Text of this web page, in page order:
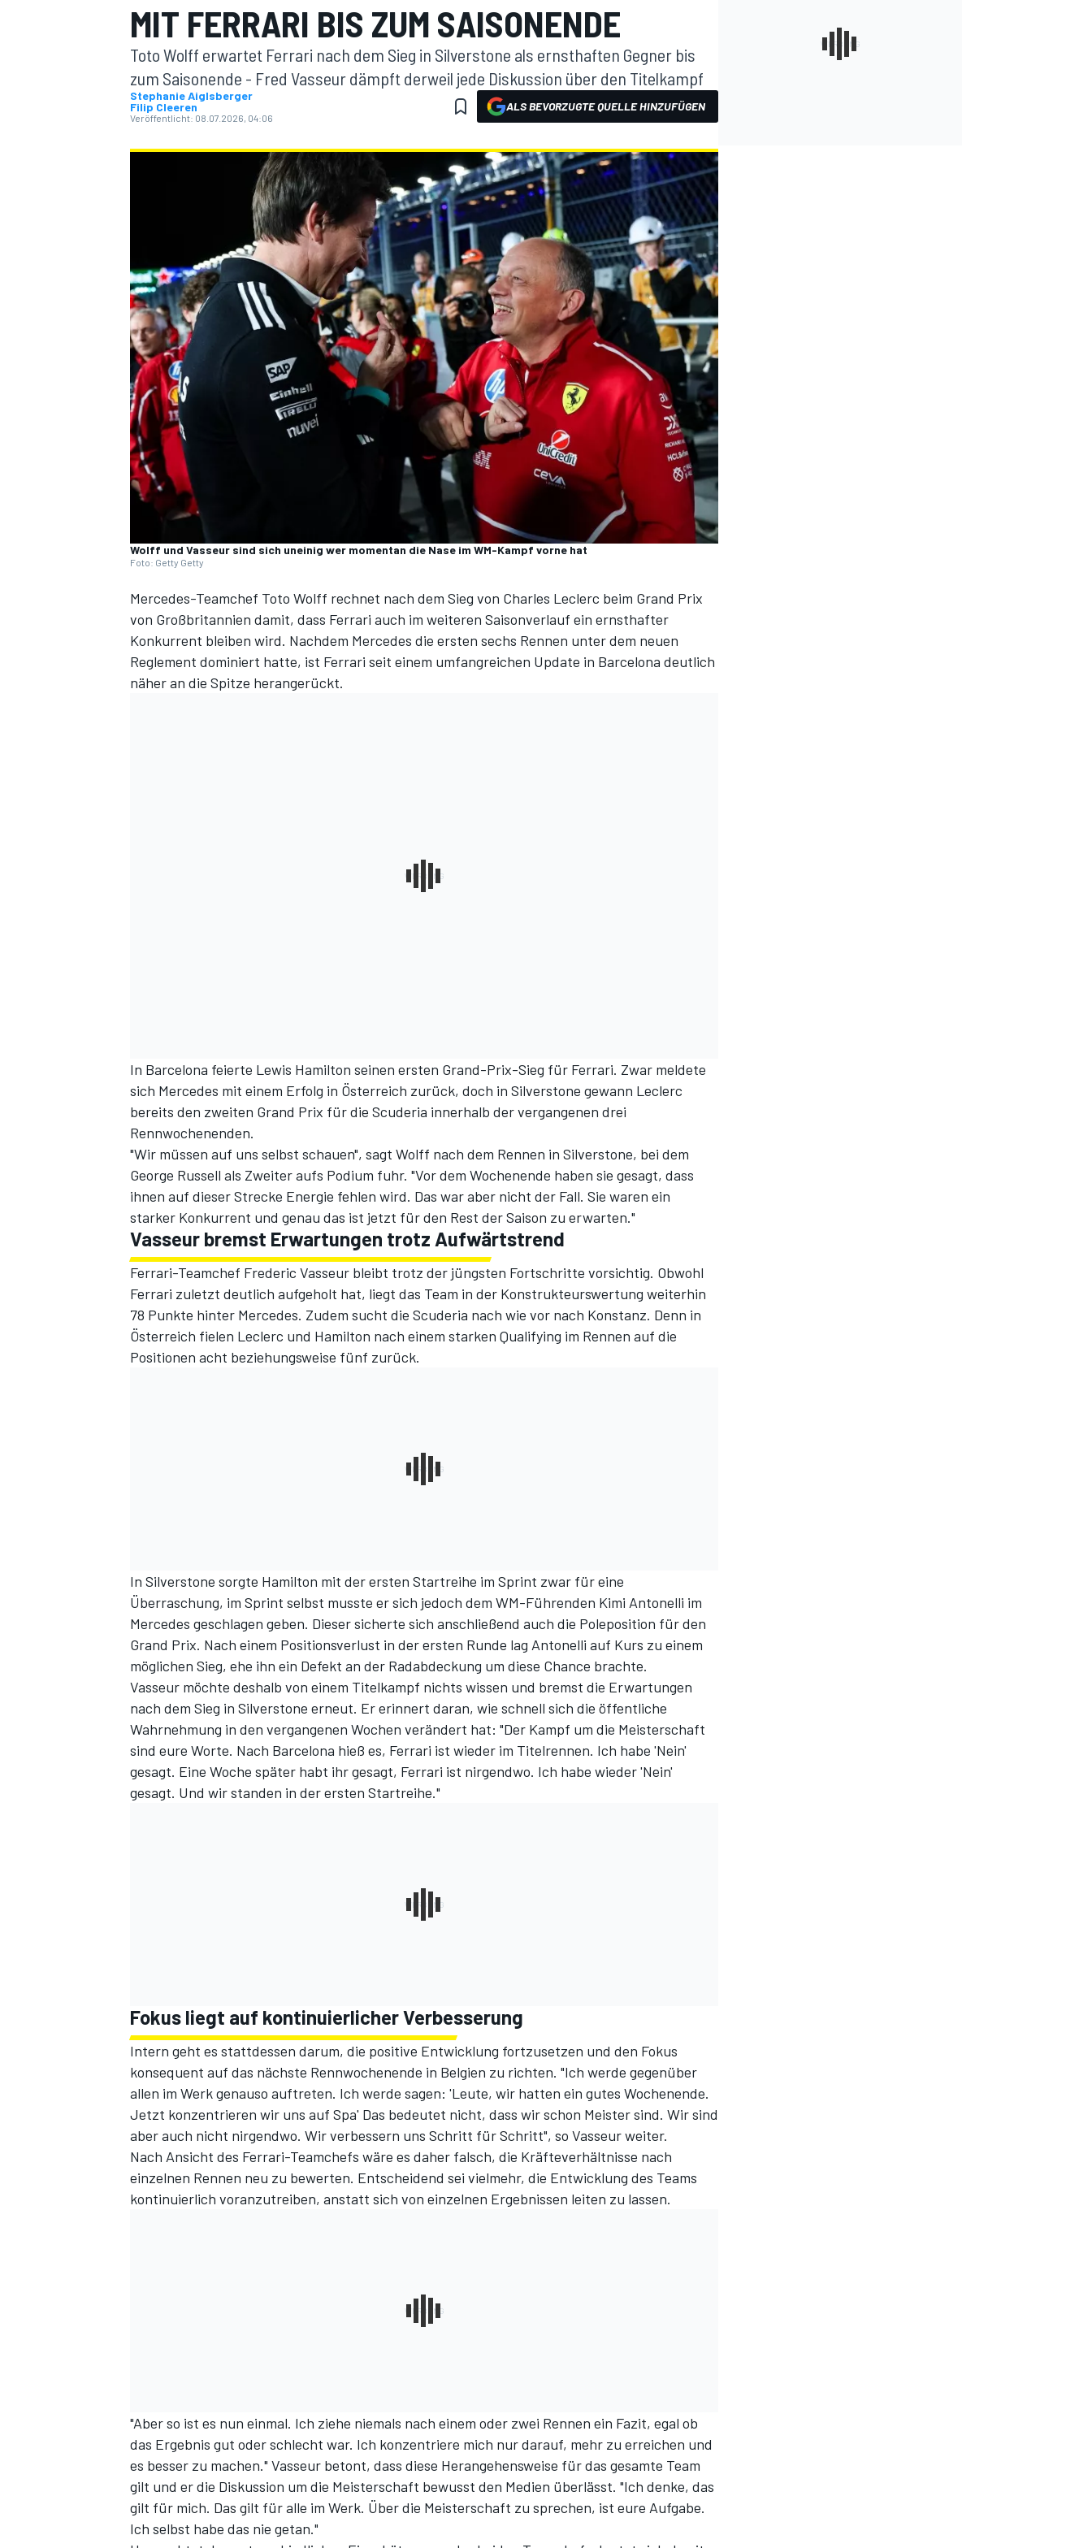
DTM
SPORTWAGEN
MIT FERRARI BIS ZUM SAISONENDE
Toto Wolff erwartet Ferrari nach dem Sieg in Silverstone als ernsthaften Gegner bis
zum Saisonende - Fred Vasseur dämpft derweil jede Diskussion über den Titelkampf
Stephanie Aiglsberger
Filip Cleeren
Veröffentlicht: 08.07.2026, 04:06
ALS BEVORZUGTE QUELLE HINZUFÜGEN
Wolff und Vasseur sind sich uneinig wer momentan die Nase im WM-Kampf vorne hat
Foto: Getty Getty
Mercedes-Teamchef Toto Wolff rechnet nach dem Sieg von Charles Leclerc beim Grand Prix
von Großbritannien damit, dass Ferrari auch im weiteren Saisonverlauf ein ernsthafter
Konkurrent bleiben wird. Nachdem Mercedes die ersten sechs Rennen unter dem neuen
Reglement dominiert hatte, ist Ferrari seit einem umfangreichen Update in Barcelona deutlich
näher an die Spitze herangerückt.
In Barcelona feierte Lewis Hamilton seinen ersten Grand-Prix-Sieg für Ferrari. Zwar meldete
sich Mercedes mit einem Erfolg in Österreich zurück, doch in Silverstone gewann Leclerc
bereits den zweiten Grand Prix für die Scuderia innerhalb der vergangenen drei
Rennwochenenden.
"Wir müssen auf uns selbst schauen", sagt Wolff nach dem Rennen in Silverstone, bei dem
George Russell als Zweiter aufs Podium fuhr. "Vor dem Wochenende haben sie gesagt, dass
ihnen auf dieser Strecke Energie fehlen wird. Das war aber nicht der Fall. Sie waren ein
starker Konkurrent und genau das ist jetzt für den Rest der Saison zu erwarten."
Vasseur bremst Erwartungen trotz Aufwärtstrend
Ferrari-Teamchef Frederic Vasseur bleibt trotz der jüngsten Fortschritte vorsichtig. Obwohl
Ferrari zuletzt deutlich aufgeholt hat, liegt das Team in der Konstrukteurswertung weiterhin
78 Punkte hinter Mercedes. Zudem sucht die Scuderia nach wie vor nach Konstanz. Denn in
Österreich fielen Leclerc und Hamilton nach einem starken Qualifying im Rennen auf die
Positionen acht beziehungsweise fünf zurück.
In Silverstone sorgte Hamilton mit der ersten Startreihe im Sprint zwar für eine
Überraschung, im Sprint selbst musste er sich jedoch dem WM-Führenden Kimi Antonelli im
Mercedes geschlagen geben. Dieser sicherte sich anschließend auch die Poleposition für den
Grand Prix. Nach einem Positionsverlust in der ersten Runde lag Antonelli auf Kurs zu einem
möglichen Sieg, ehe ihn ein Defekt an der Radabdeckung um diese Chance brachte.
Vasseur möchte deshalb von einem Titelkampf nichts wissen und bremst die Erwartungen
nach dem Sieg in Silverstone erneut. Er erinnert daran, wie schnell sich die öffentliche
Wahrnehmung in den vergangenen Wochen verändert hat: "Der Kampf um die Meisterschaft
sind eure Worte. Nach Barcelona hieß es, Ferrari ist wieder im Titelrennen. Ich habe 'Nein'
gesagt. Eine Woche später habt ihr gesagt, Ferrari ist nirgendwo. Ich habe wieder 'Nein'
gesagt. Und wir standen in der ersten Startreihe."
Fokus liegt auf kontinuierlicher Verbesserung
Intern geht es stattdessen darum, die positive Entwicklung fortzusetzen und den Fokus
konsequent auf das nächste Rennwochenende in Belgien zu richten. "Ich werde gegenüber
allen im Werk genauso auftreten. Ich werde sagen: 'Leute, wir hatten ein gutes Wochenende.
Jetzt konzentrieren wir uns auf Spa' Das bedeutet nicht, dass wir schon Meister sind. Wir sind
aber auch nicht nirgendwo. Wir verbessern uns Schritt für Schritt", so Vasseur weiter.
Nach Ansicht des Ferrari-Teamchefs wäre es daher falsch, die Kräfteverhältnisse nach
einzelnen Rennen neu zu bewerten. Entscheidend sei vielmehr, die Entwicklung des Teams
kontinuierlich voranzutreiben, anstatt sich von einzelnen Ergebnissen leiten zu lassen.
"Aber so ist es nun einmal. Ich ziehe niemals nach einem oder zwei Rennen ein Fazit, egal ob
das Ergebnis gut oder schlecht war. Ich konzentriere mich nur darauf, mehr zu erreichen und
es besser zu machen." Vasseur betont, dass diese Herangehensweise für das gesamte Team
gilt und er die Diskussion um die Meisterschaft bewusst den Medien überlässt. "Ich denke, das
gilt für mich. Das gilt für alle im Werk. Über die Meisterschaft zu sprechen, ist eure Aufgabe.
Ich selbst habe das nie getan."